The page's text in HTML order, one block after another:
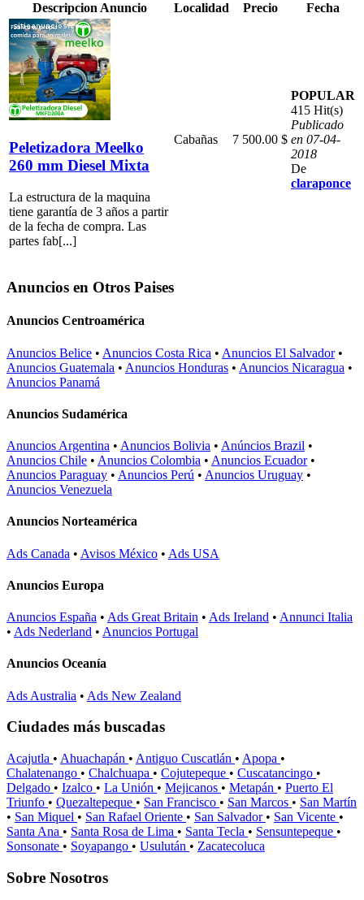
Descripcion Anuncio Localidad Precio Fecha
Peletizadora Meelko
260 mm Diesel Mixta
La estructura de la maquina
tiene garantía de 3 años a partir
de la fecha de compra. Las
partes fab[...]
Cabañas 7 500.00 $
POPULAR
415 Hit(s)
Publicado
en 07-04-
2018
De
claraponce
Anuncios en Otros Paises
Anuncios Centroamérica
Anuncios Belice • Anuncios Costa Rica • Anuncios El Salvador•
Anuncios Guatemala • Anuncios Honduras • Anuncios Nicaragua •
Anuncios Panamá
Anuncios Sudamérica
Anuncios Argentina • Anuncios Bolivia • Anúncios Brazil •
Anuncios Chile • Anuncios Colombia • Anuncios Ecuador•
Anuncios Paraguay • Anuncios Perú • Anuncios Uruguay •
Anuncios Venezuela
Anuncios Norteamérica
Ads Canada • Avisos México • Ads USA
Anuncios Europa
Anuncios España • Ads Great Britain • Ads Ireland • Annunci Italia
• Ads Nederland • Anuncios Portugal
Anuncios Oceanía
Ads Australia • Ads New Zealand
Ciudades más buscadas
Acajutla • Ahuachapán • Antiguo Cuscatlán • Apopa •
Chalatenango • Chalchuapa • Cojutepeque • Cuscatancingo •
Delgado • Izalco • La Unión • Mejicanos • Metapán • Puerto El
Triunfo • Quezaltepeque • San Francisco • San Marcos • San Martín
• San Miquel • San Rafael Oriente • San Salvador • San Vicente •
Santa Ana • Santa Rosa de Lima • Santa Tecla • Sensuntepeque •
Sonsonate • Soyapango • Usulután • Zacatecoluca
Sobre Nosotros